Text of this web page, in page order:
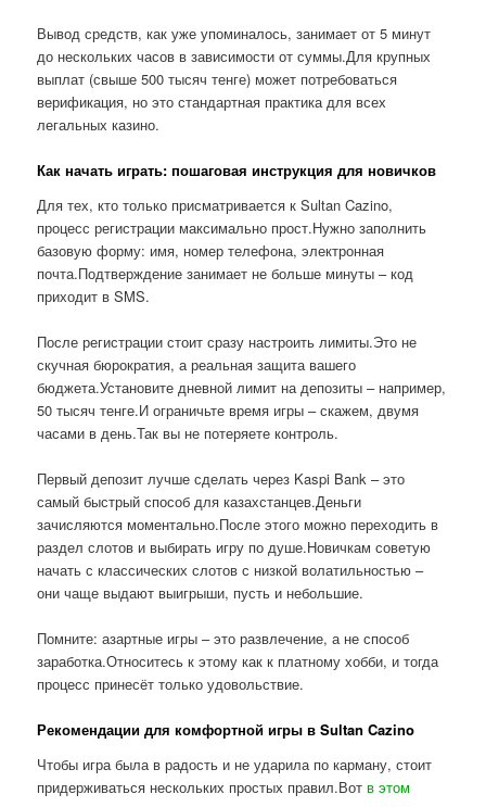
Вывод средств, как уже упоминалось, занимает от 5 минут
до нескольких часов в зависимости от суммы.Для крупных
выплат (свыше 500 тысяч тенге) может потребоваться
верификация, но это стандартная практика для всех
легальных казино.
Как начать играть: пошаговая инструкция для новичков
Для тех, кто только присматривается к Sultan Cazino,
процесс регистрации максимально прост.Нужно заполнить
базовую форму: имя, номер телефона, электронная
почта.Подтверждение занимает не больше минуты – код
приходит в SMS.
После регистрации стоит сразу настроить лимиты.Это не
скучная бюрократия, а реальная защита вашего
бюджета.Установите дневной лимит на депозиты – например,
50 тысяч тенге.И ограничьте время игры – скажем, двумя
часами в день.Так вы не потеряете контроль.
Первый депозит лучше сделать через Kaspi Bank – это
самый быстрый способ для казахстанцев.Деньги
зачисляются моментально.После этого можно переходить в
раздел слотов и выбирать игру по душе.Новичкам советую
начать с классических слотов с низкой волатильностью –
они чаще выдают выигрыши, пусть и небольшие.
Помните: азартные игры – это развлечение, а не способ
заработка.Относитесь к этому как к платному хобби, и тогда
процесс принесёт только удовольствие.
Рекомендации для комфортной игры в Sultan Cazino
Чтобы игра была в радость и не ударила по карману, стоит
придерживаться нескольких простых правил.Вотв этом